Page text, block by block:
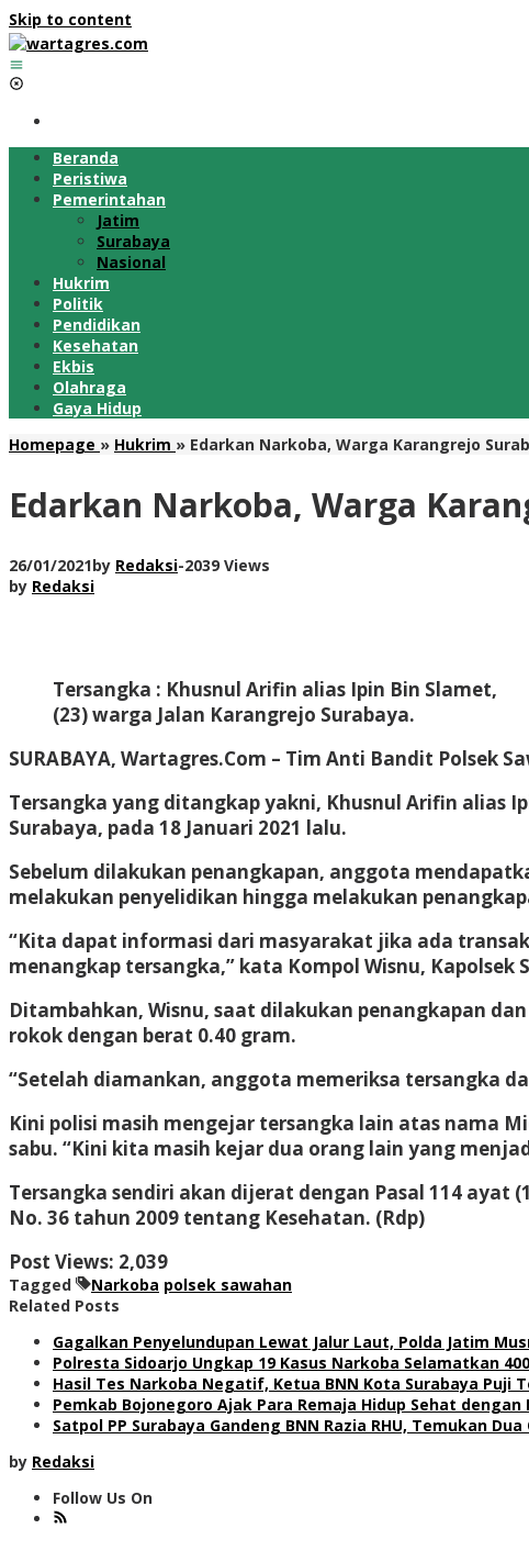
Skip to content
Beranda
Peristiwa
Pemerintahan
Jatim
Surabaya
Nasional
Hukrim
Politik
Pendidikan
Kesehatan
Ekbis
Olahraga
Gaya Hidup
Homepage » Hukrim » Edarkan Narkoba, Warga Karangrejo
Edarkan Narkoba, Warga
26/01/2021by Redaksi-2039 Views
by Redaksi
Tersangka : Khusnul Arifin alias Ipin Bin Slamet,
(23) warga Jalan Karangrejo Surabaya.
SURABAYA, Wartagres.Com – Tim Anti Bandit Polsek
Tersangka yang ditangkap yakni, Khusnul Arifin alias
Surabaya, pada 18 Januari 2021 lalu.
Sebelum dilakukan penangkapan, anggota
melakukan penyelidikan hingga melakukan
“Kita dapat informasi dari masyarakat jika ada
menangkap tersangka,” kata Kompol Wisnu, Kapolsek
Ditambahkan, Wisnu, saat dilakukan penangkapan
rokok dengan berat 0.40 gram.
“Setelah diamankan, anggota memeriksa tersangka
Kini polisi masih mengejar tersangka lain atas nama
sabu. “Kini kita masih kejar dua orang lain yang
Tersangka sendiri akan dijerat dengan Pasal 114 ayat
No. 36 tahun 2009 tentang Kesehatan. (Rdp)
Post Views: 2,039
Tagged Narkoba polsek sawahan
Related Posts
Gagalkan Penyelundupan Lewat Jalur Laut, Polda Jatim
Polresta Sidoarjo Ungkap 19 Kasus Narkoba Selamatkan
Hasil Tes Narkoba Negatif, Ketua BNN Kota Surabaya Puji
Pemkab Bojonegoro Ajak Para Remaja Hidup Sehat
Satpol PP Surabaya Gandeng BNN Razia RHU, Temukan
by Redaksi
Follow Us On